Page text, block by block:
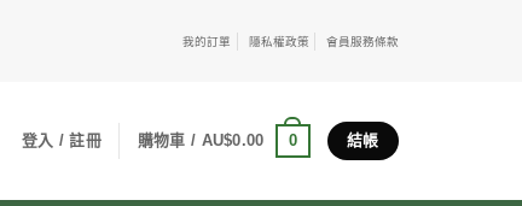
我的訂單 隱私權政策 會員服務條款
登入 / 註冊 購物車 / AU$0.00 0 結帳